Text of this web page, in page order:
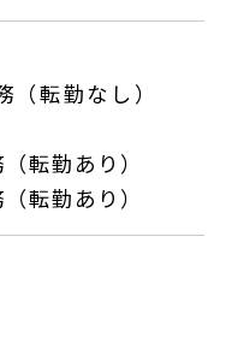
務（転勤なし）
（転勤あり）
転勤あり）